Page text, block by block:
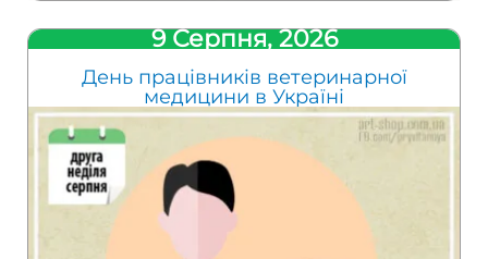
9 Серпня, 2026
День працівників ветеринарної
медицини в Україні